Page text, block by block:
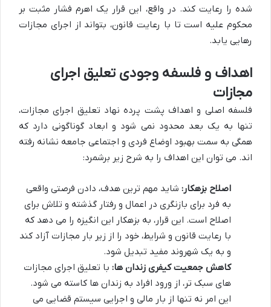
شده را رعایت کند. در واقع، این قرار یک اهرم فشار مثبت بر
محکوم علیه است تا با رعایت قانون، بتواند از اجرای مجازات
رهایی یابد.
اهداف و فلسفه وجودی تعلیق اجرای
مجازات
فلسفه اصلی و اهداف پشت پرده نهاد تعلیق اجرای مجازات،
تنها به یک بعد محدود نمی شود و ابعاد گوناگونی دارد که
همگی به سمت بهبود اوضاع فردی و اجتماعی جامعه نشانه رفته
اند. می توان این اهداف را به شرح زیر برشمرد:
اصلاح بزهکار: شاید مهم ترین هدف، دادن فرصتی واقعی
به فرد برای بازنگری در اعمال و رفتار گذشته و تلاش برای
اصلاح است. این قرار، به بزهکار این انگیزه را می دهد که
با رعایت قانون و شرایط، خود را از زیر بار مجازات آزاد کند
و به یک شهروند مفید تبدیل شود.
کاهش جمعیت کیفری زندان ها: با تعلیق اجرای مجازات
های سبک تر، از ورود افراد به زندان ها کاسته می شود.
این امر نه تنها از بار مالی و اجرایی سیستم قضایی می